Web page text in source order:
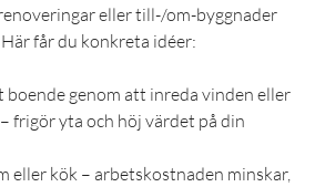
eller till-/om-byggnader
får du konkreta idéer:
genom att inreda vinden eller
frigör yta och höj värdet på din
eller kök – arbetskostnaden minskar,